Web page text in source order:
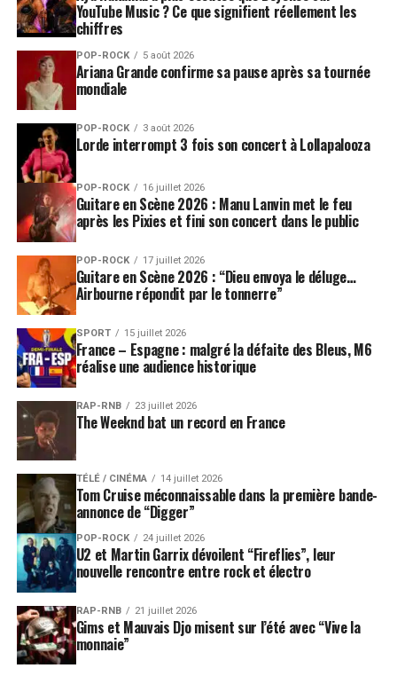
YouTube Music ? Ce que signifient réellement les
chiffres
POP-ROCK 5 août 2026
Ariana Grande confirme sa pause après sa tournée
mondiale
POP-ROCK 3 août 2026
Lorde interrompt 3 fois son concert à Lollapalooza
POP-ROCK 16 juillet 2026
Guitare en Scène 2026 : Manu Lanvin met le feu
après les Pixies et fini son concert dans le public
POP-ROCK 17 juillet 2026
Guitare en Scène 2026 : “Dieu envoya le déluge…
Airbourne répondit par le tonnerre”
SPORT 15 juillet 2026
France – Espagne : malgré la défaite des Bleus, M6
réalise une audience historique
RAP-RNB 23 juillet 2026
The Weeknd bat un record en France
TÉLÉ / CINÉMA 14 juillet 2026
Tom Cruise méconnaissable dans la première bande-
annonce de “Digger”
POP-ROCK 24 juillet 2026
U2 et Martin Garrix dévoilent “Fireflies”, leur
nouvelle rencontre entre rock et électro
RAP-RNB 21 juillet 2026
Gims et Mauvais Djo misent sur l’été avec “Vive la
monnaie”